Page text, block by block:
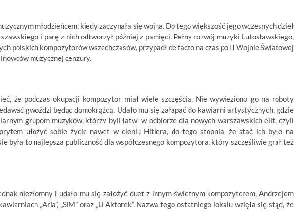
młodzieńcem, kiedy zaczynała się wojna. Do tego większość jego wczesnych dzieł
i parę z nich odtworzył później z pamięci. Pełny rozwój muzyki Lutosławskiego,
polskich kompozytorów wszechczasów, przypadł de facto na czas po II Wojnie Światowej
muzycznej cenzury.
że podczas okupacji kompozytor miał wiele szczęścia. Nie wywieziono go na roboty
gwoździ będąc domokrążcą. Udało mu się załapać do kawiarni artystycznych, gdzie
grupom muzyków, którzy byli łatwi w odbiorze dla nowych warszawskich elit, czyli
ułożyć sobie życie nawet w cieniu Hitlera, do tego stopnia, że stać ich było na
była to najlepsza publiczność dla współczesnego kompozytora, który szczęśliwie grał też
niezłomny i udało mu się założyć duet z innym świetnym kompozytorem, Andrzejem
„Aria”, „SiM” oraz „U Aktorek”. Nazwa tego ostatniego lokalu wzięła się stąd, że